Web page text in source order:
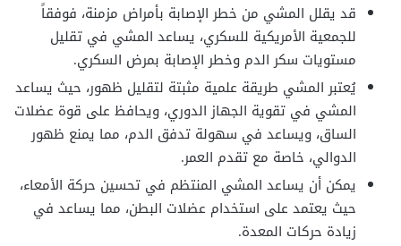
قد يقلل المشي من خطر الإصابة بأمراض مزمنة، فوفقاً
للجمعية الأمريكية للسكري، يساعد المشي في تقليل
مستويات سكر الدم وخطر الإصابة بمرض السكري.
يُعتبر المشي طريقة علمية مثبتة لتقليل ظهور، حيث يساعد
المشي في تقوية الجهاز الدوري، ويحافظ على قوة عضلات
الساق، ويساعد في سهولة تدفق الدم، مما يمنع ظهور
الدوالي، خاصة مع تقدم العمر.
يمكن أن يساعد المشي المنتظم في تحسين حركة الأمعاء،
حيث يعتمد على استخدام عضلات البطن، مما يساعد في
زيادة حركات المعدة.